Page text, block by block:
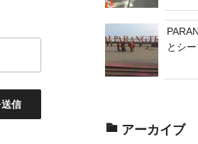
とシ
アーカイブ